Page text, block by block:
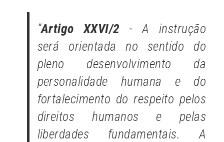
“Artigo XXVI/2 -A instrução
será orientada no sentido do
pleno desenvolvimento da
personalidade humana e do
fortalecimento do respeito pelos
direitos humanos e pelas
liberdades fundamentais. A